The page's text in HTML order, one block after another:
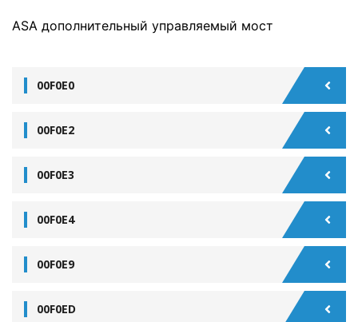
ASA дополнительный управляемый мост
00F0E0
00F0E2
00F0E3
00F0E4
00F0E9
00F0ED